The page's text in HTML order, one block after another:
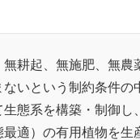
耕起、無施肥、無農
ないという制約条件の
態系を構築・制御し
最適）の有用植物を生